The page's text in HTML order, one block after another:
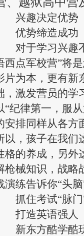
兴趣决定优势
优势缔造成功
对于学习兴趣不
西点军校营”将
片为本，更有新
，激发营员的学
“纪律第一，服
安排同样从各方
以，孩子在我们
格的养成，另外
枪械知识，战略
演练告诉你“头
抓住考试“脉门
打造英语强人
新东方酷学酷玩